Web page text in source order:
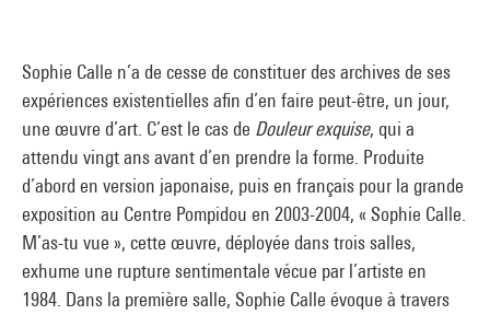
Sophie Calle n’a de cesse de constituer des archives de ses
expériences existentielles afin d’en faire peut-être, un jour,
une œuvre d’art. C’est le cas de Douleur exquise, qui a
attendu vingt ans avant d’en prendre la forme. Produite
d’abord en version japonaise, puis en français pour la grande
exposition au Centre Pompidou en 2003-2004, « Sophie Calle.
M’as-tu vue », cette œuvre, déployée dans trois salles,
exhume une rupture sentimentale vécue par l’artiste en
1984. Dans la première salle, Sophie Calle évoque à travers